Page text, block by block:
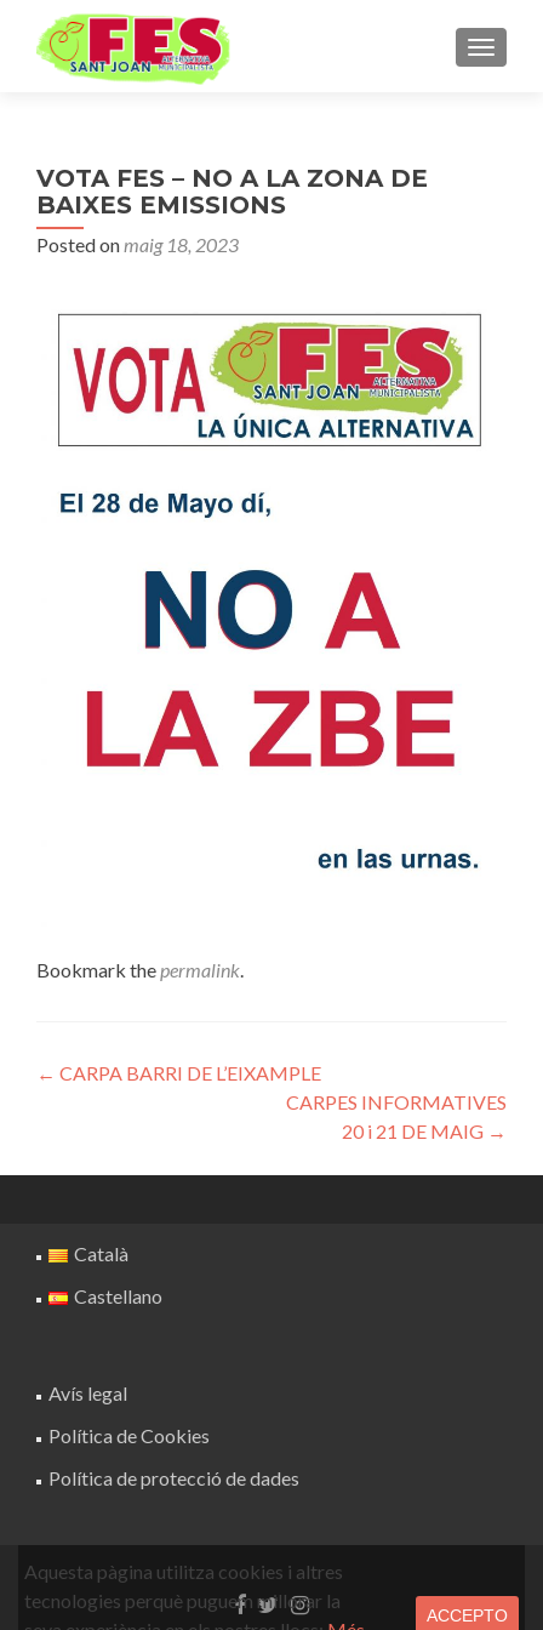
VOTA FES – NO A LA ZONA DE
BAIXES EMISSIONS
Posted onmaig 18, 2023
Bookmark thepermalink.
Navegació d'entrades
← CARPA BARRI DE L’EIXAMPLE
CARPES INFORMATIVES
20 i 21 DE MAIG →
Català
Castellano
Avís legal
Política de Cookies
Política de protecció de dades
Facebook
Twitter
Instagram
Aquesta pàgina utilitza cookies i altres
tecnologies perquè puguem millorar la
ACCEPTO